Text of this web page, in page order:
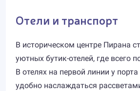
Отели и транспорт
В историческом центре Пирана
уютных бутик-отелей, где всего
В отелях на первой линии у
удобно наслаждаться